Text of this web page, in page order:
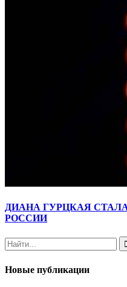
ДИАНА ГУРЦКАЯ
РОССИИ
Новые публикации